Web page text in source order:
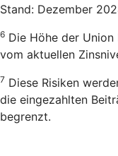
Stand: Dezember
6 Die Höhe der
vom aktuellen
7 Diese Risiken
die eingezahlten
begrenzt.